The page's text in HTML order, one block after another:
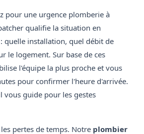
pour une urgence plomberie à
qualifie la situation en
quelle installation, quel débit de
le logement. Sur base de ces
l'équipe la plus proche et vous
pour confirmer l'heure d'arrivée.
vous guide pour les gestes
pertes de temps. Notre plombier